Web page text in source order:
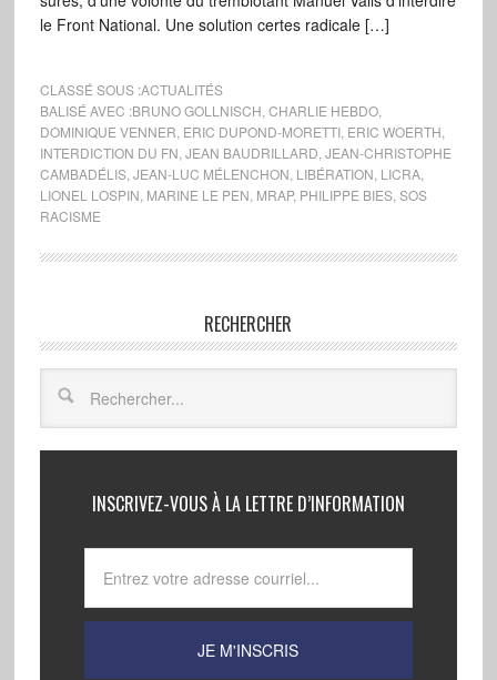
le Front National. Une solution certes radicale […]
CLASSÉ SOUS :ACTUALITÉS
BALISÉ AVEC :BRUNO GOLLNISCH CHARLIE HEBDO,
DOMINIQUE VENNER ERIC DUPOND-MORETTI, ERIC WOERTH
INTERDICTION DU FN JEAN BAUDRILLARD JEAN-CHRISTOPHE
CAMBADÉLIS, JEAN-LUC MÉLENCHON LIBÉRATION LICRA,
LIONEL LOSPIN MARINE LE PEN MRAP, PHILIPPE BIES, SOS
RACISME
RECHERCHER
INSCRIVEZ-VOUS À LA LETTRE D’INFORMATION